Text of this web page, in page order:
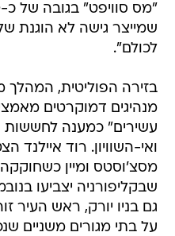
שמייצר גישה לא הוגנת
לכולם".
בזירה הפוליטית,
מנהיגים דמוקרטים
עשירים" כמענה לחששות
ואי-השוויון. רוד איילנד
מסצ'וסטס ומיין כשחוקקה
שבקליפורניה יצביעו
גם בניו יורק, ראש העיר
על בתי מגורים משניים